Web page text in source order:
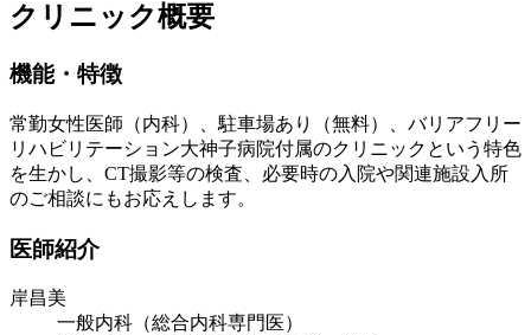
クリニック概要
機能・特徴
常勤女性医師（内科）、駐車場あり（無料）、バリアフリー
リハビリテーション大神子病院付属のクリニックという特色
を生かし、CT撮影等の検査、必要時の入院や関連施設入所
のご相談にもお応えします。
医師紹介
岸昌美
一般内科（総合内科専門医）